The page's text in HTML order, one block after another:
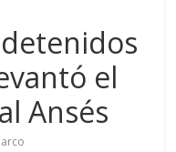
el
Ansés